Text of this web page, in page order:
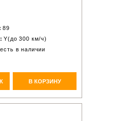
89
Y(до 300 км/ч)
есть в наличии
В КОРЗИНУ